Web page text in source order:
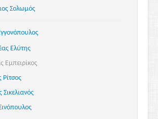
Σολωμός
Ελύτης
Εμπειρίκος
Ρίτσος
Σικελιανός